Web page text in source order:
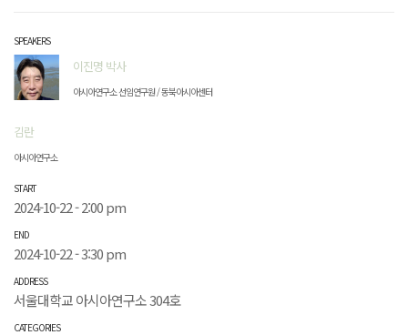
SPEAKERS
이진명 박사
아시아연구소 선임연구원 / 동북아시아센터
김란
아시아연구소
START
2024-10-22 - 2:00 pm
END
2024-10-22 - 3:30 pm
ADDRESS
서울대학교 아시아연구소 304호
CATEGORIES